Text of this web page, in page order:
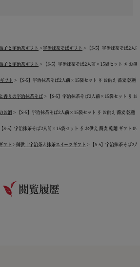
子と宇治茶ギフト 宇治抹茶そばギフト 【S-5】宇治抹茶そば2人
子と宇治茶ギフト 【S-5】宇治抹茶そば2人前×15袋セット § お供
フト 【S-5】宇治抹茶そば2人前×15袋セット § お供え 蕎麦 乾麺
香りの宇治抹茶そば 【S-5】宇治抹茶そば2人前×15袋セット § お
お酒 【S-5】宇治抹茶そば2人前×15袋セット § お供え 蕎麦 乾麺
【S-5】宇治抹茶そば2人前×15袋セット § お供え 蕎麦 乾麺 ギフト
フト 御供｜宇治茶と抹茶スイーツギフト 【S-5】宇治抹茶そば2
閲覧履歴